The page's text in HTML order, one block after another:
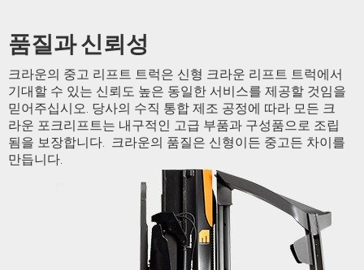
품질과 신뢰성
크라운의 중고 리프트 트럭은 신형 크라운 리프트 트럭에서
기대할 수 있는 신뢰도 높은 동일한 서비스를 제공할 것임을
믿어주십시오. 당사의 수직 통합 제조 공정에 따라 모든 크
라운 포크리프트는 내구적인 고급 부품과 구성품으로 조립
됨을 보장합니다. 크라운의 품질은 신형이든 중고든 차이를
만듭니다.